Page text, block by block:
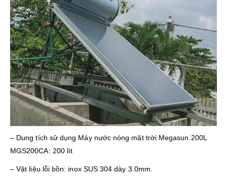
– Dung tích sử dụng Máy nước nóng mặt trời Megasun 200L
MGS200CA: 200 lít
– Vật liệu lỗi bồn: inox SUS 304 dày 3.0mm.